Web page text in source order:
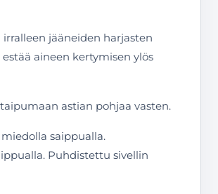
jääneiden harjasten
aineen kertymisen ylös
astian pohjaa vasten.
saippualla.
Puhdistettu sivellin